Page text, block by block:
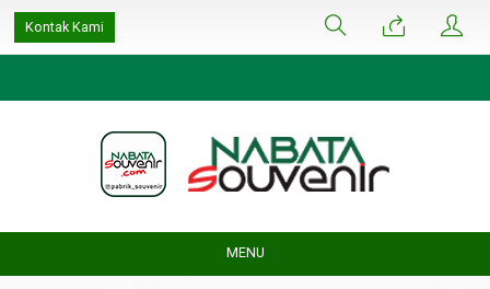
google-site-
verification=ulGFAYaRwT3xFs4fCyDEYtZPCSlyYvbOPvhRRObUW-A
Kontak Kami
MENU